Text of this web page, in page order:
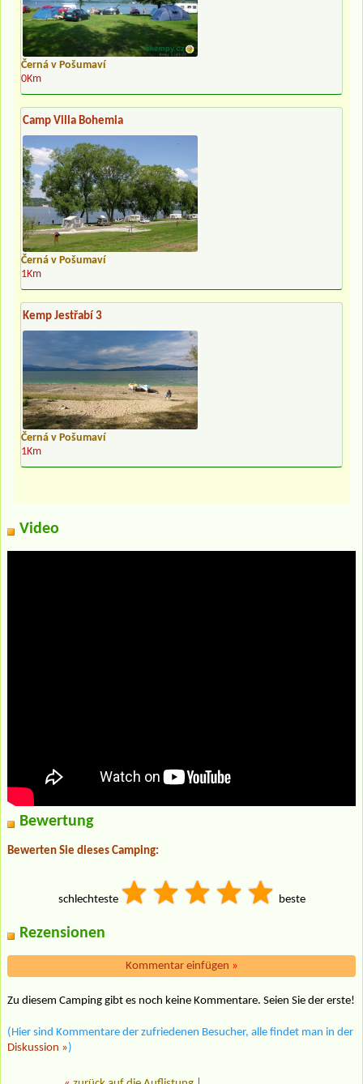
Černá v Pošumaví
0Km
Camp Villa Bohemia
Černá v Pošumaví
1Km
Kemp Jestřabí 3
Černá v Pošumaví
1Km
Video
Bewertung
Bewerten Sie dieses Camping:
schlechteste beste
Rezensionen
Kommentar einfügen »
Zu diesem Camping gibt es noch keine Kommentare. Seien Sie der erste!
(Hier sind Kommentare der zufriedenen Besucher, alle findet man in der
Diskussion »)